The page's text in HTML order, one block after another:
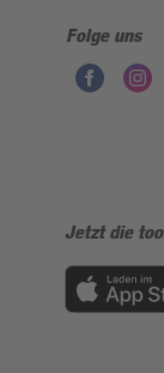
Folge uns
Jetzt die